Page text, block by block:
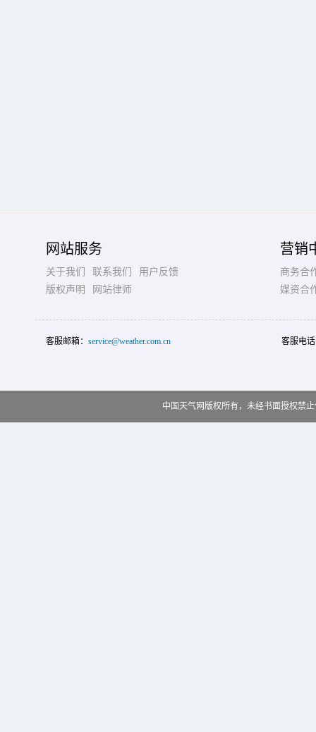
网站服务
关于我们 联系我们
用户反馈
版权声明
网站律师
营销
商务合
媒资合
客服邮箱： service@weather.com.cn 客服电
中国天气网版权所有，未经书面授权